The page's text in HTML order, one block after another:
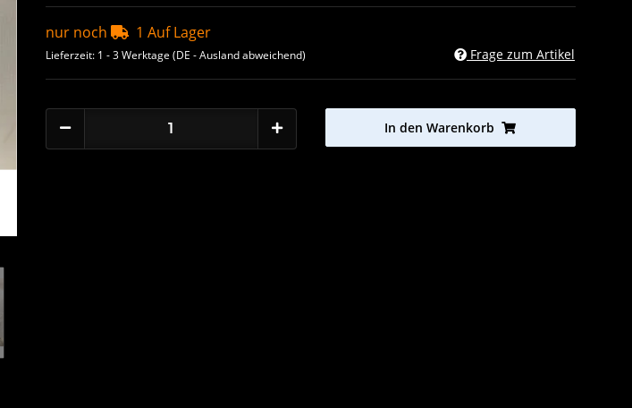
nur noch 1 Auf Lager
Lieferzeit: 1 - 3 Werktage (DE - Ausland abweichend) Frage zum Artikel
In den Warenkorb